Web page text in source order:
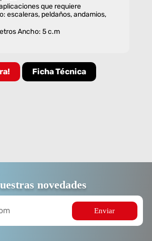
que requiere
escaleras, peldaños, andamios,
Ancho: 5 c.m
Ficha Técnica
novedades